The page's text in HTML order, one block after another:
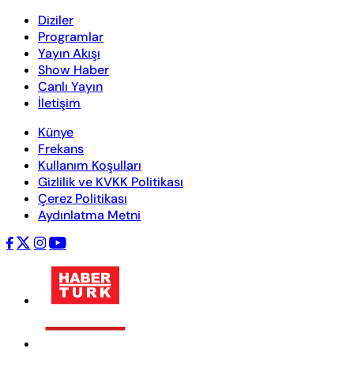
Diziler
Programlar
Yayın Akışı
Show Haber
Canlı Yayın
İletişim
Künye
Frekans
Kullanım Koşulları
Gizlilik ve KVKK Politikası
Çerez Politikası
Aydınlatma Metni